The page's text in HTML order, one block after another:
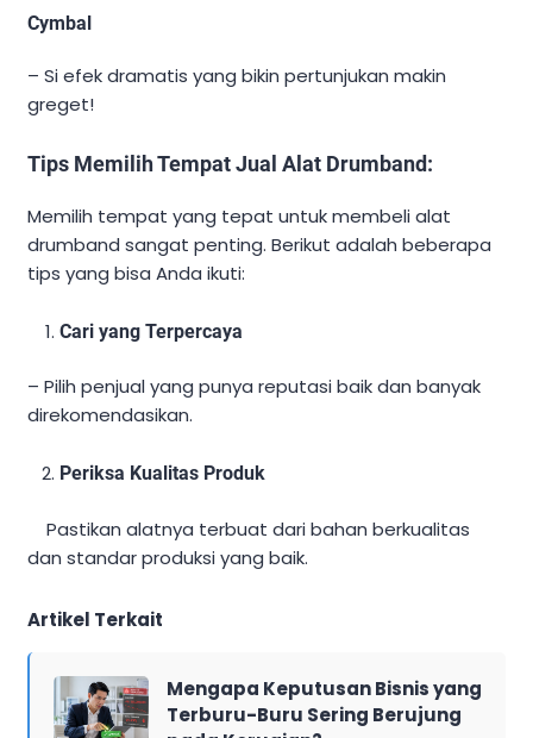
Cymbal
– Si efek dramatis yang bikin pertunjukan makin
greget!
Tips Memilih Tempat Jual Alat Drumband:
Memilih tempat yang tepat untuk membeli alat
drumband sangat penting. Berikut adalah beberapa
tips yang bisa Anda ikuti:
Cari yang Terpercaya
– Pilih penjual yang punya reputasi baik dan banyak
direkomendasikan.
Periksa Kualitas Produk
Pastikan alatnya terbuat dari bahan berkualitas
dan standar produksi yang baik.
Artikel Terkait
Mengapa Keputusan Bisnis yang
Terburu-Buru Sering Berujung